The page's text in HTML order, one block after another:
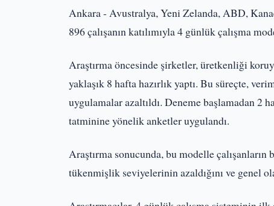
Ankara - Avustralya, Yeni Zelanda, ABD,
896 çalışanın katılımıyla 4 günlük çalışma
Araştırma öncesinde şirketler, üretkenliği
yaklaşık 8 hafta hazırlık yaptı. Bu süreçte,
uygulamalar azaltıldı. Deneme başlamadan 2
tatminine yönelik anketler uygulandı.
Araştırma sonucunda, bu modelle çalışanların
tükenmişlik seviyelerinin azaldığını ve